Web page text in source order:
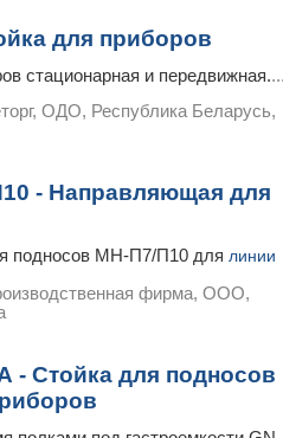
для приборов
стационарная и передвижная.
ОДО, Республика Беларусь,
- Направляющая для
подносов МН-П7/П10 для линии
фирма, ООО,
- Стойка для подносов